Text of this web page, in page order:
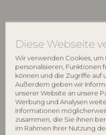
Diese Webseite
Wir verwenden Cookies,
personalisieren, Funktionen
können und die Zugriffe auf
Außerdem geben wir
unserer Website an unsere
Werbung und Analysen
Informationen
zusammen, die Sie ihnen
im Rahmen Ihrer Nutzung
BLOOMINGVILLE MINI
Cloudy Tasse, Natur, Steingut